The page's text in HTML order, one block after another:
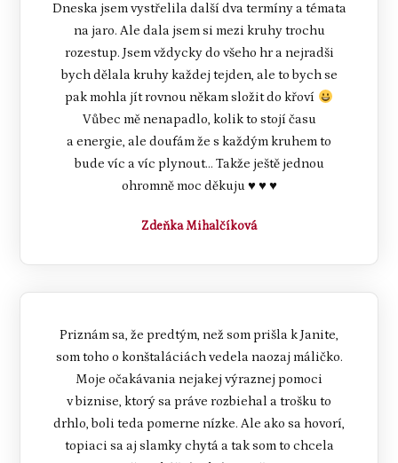
Dneska jsem vystřelila další dva termíny a témata
na jaro. Ale dala jsem si mezi kruhy trochu
rozestup. Jsem vždycky do všeho hr a nejradši
bych dělala kruhy každej tejden, ale to bych se
pak mohla jít rovnou někam složit do křoví
Vůbec mě nenapadlo, kolik to stojí času
a energie, ale doufám že s každým kruhem to
bude víc a víc plynout... Takže ještě jednou
ohromně moc děkuju ♥ ♥ ♥
Zdeňka Mihalčíková
Priznám sa, že predtým, než som prišla k Janite,
som toho o konštaláciách vedela naozaj máličko.
Moje očakávania nejakej výraznej pomoci
v biznise, ktorý sa práve rozbiehal a trošku to
drhlo, boli teda pomerne nízke. Ale ako sa hovorí,
topiaci sa aj slamky chytá a tak som to chcela